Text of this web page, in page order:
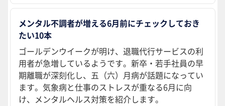
メンタル不調者が増える6月前にチェックしておき
たい10本
ゴールデンウイークが明け、退職代行サービスの利
用者が急増しているようです。新卒・若手社員の早
期離職が深刻化し、五（六）月病が話題になってい
ます。気象病と仕事のストレスが重なる6月に向
け、メンタルヘルス対策を紹介します。